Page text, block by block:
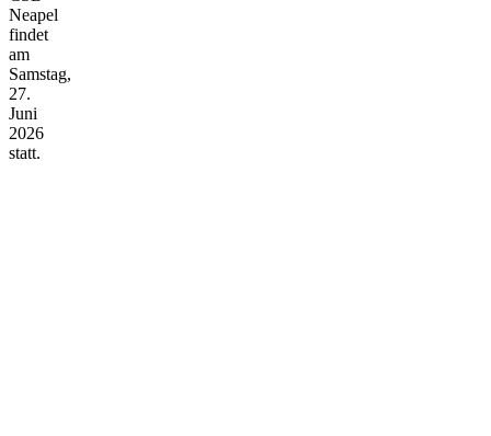
Neapel
findet
am
Samstag,
27.
Juni
2026
statt.